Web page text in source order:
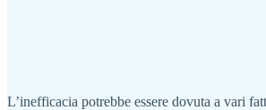
L’inefficacia potrebbe essere dovuta a vari